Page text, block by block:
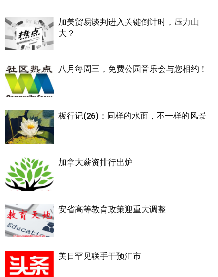
加美贸易谈判进入关键倒计时，压力山
大？
八月每周三，免费公园音乐会与您相约！
板行记(26)：同样的水面，不一样的风景
加拿大薪资排行出炉
安省高等教育政策迎重大调整
美日罕见联手干预汇市